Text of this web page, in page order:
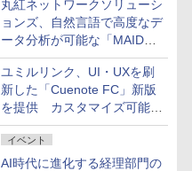
丸紅ネットワークソリューシ
ョンズ、自然言語で高度なデ
ータ分析が可能な「MAIDOA
AI ASSIST」を9月より提供
ユミルリンク、UI・UXを刷
新した「Cuenote FC」新版
を提供 カスタマイズ可能な
ダッシュボード画面を搭載
イベント
AI時代に進化する経理部門の